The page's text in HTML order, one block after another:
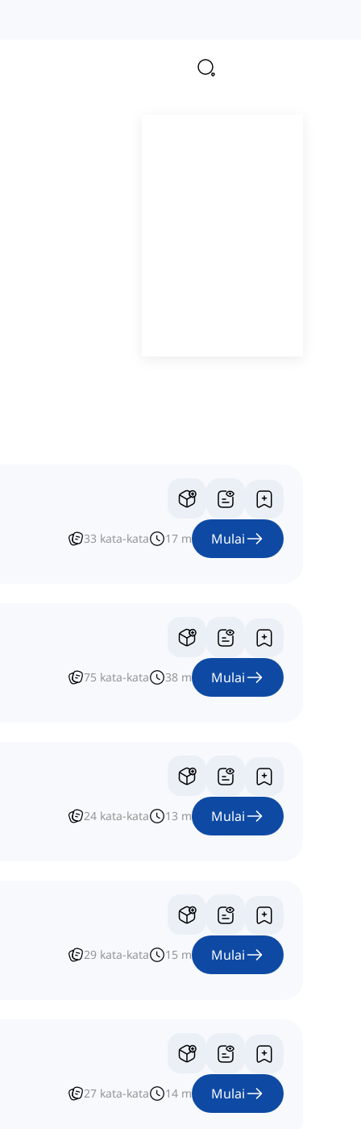
33 kata-kata 17 m Mulai
75 kata-kata 38 m Mulai
24 kata-kata 13 m Mulai
29 kata-kata 15 m Mulai
27 kata-kata 14 m Mulai